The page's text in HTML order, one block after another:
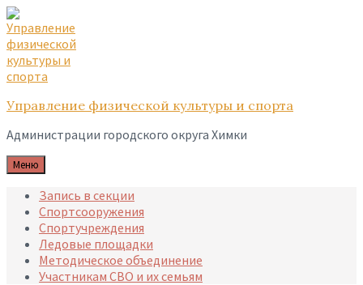
Skip
to
content
Skip
to
main
navigation
Skip
to
footer
Управление физической культуры и спорта
Администрации городского округа Химки
Меню
Запись в секции
Спортсооружения
Спортучреждения
Ледовые площадки
Методическое объединение
Участникам СВО и их семьям